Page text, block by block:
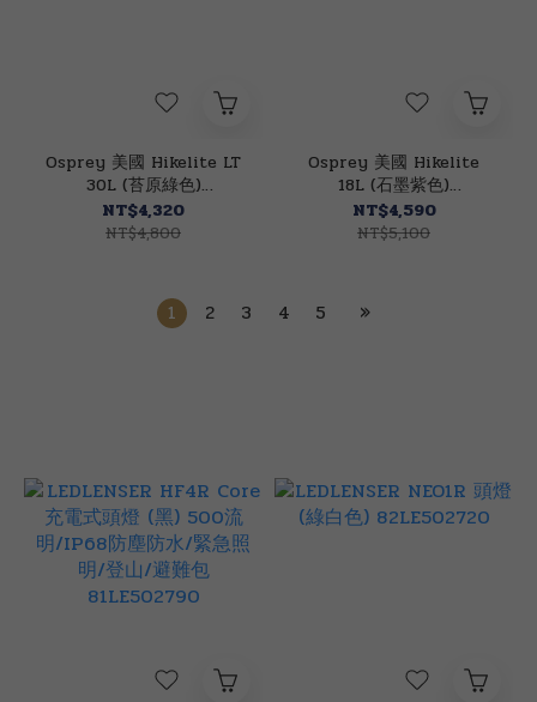
Osprey 美國 Hikelite LT
30L (苔原綠色)
72OS007579
NT$4,320
NT$4,800
Osprey 美國 Hikelite
18L (石墨紫色)
71OS007541
NT$4,590
NT$5,100
1 2 3 4 5 »